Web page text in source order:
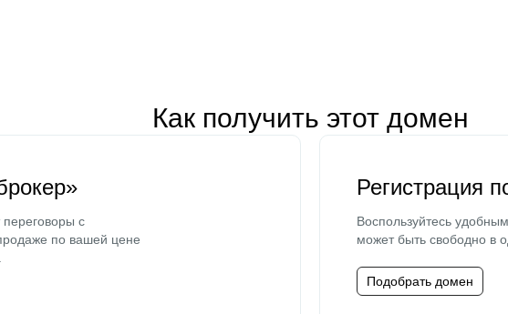
Как получить этот домен
с
по вашей цене
Регистрация
Воспользуйтесь
может быть свободно в
Подобрать домен